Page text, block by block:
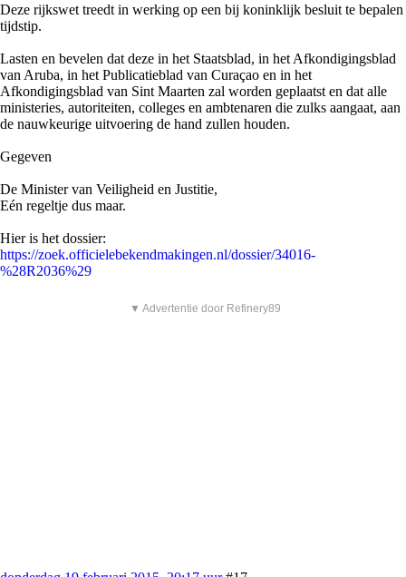
Deze rijkswet treedt in werking op een bij koninklijk besluit te bepalen
tijdstip.
Lasten en bevelen dat deze in het Staatsblad, in het Afkondigingsblad
van Aruba, in het Publicatieblad van Curaçao en in het
Afkondigingsblad van Sint Maarten zal worden geplaatst en dat alle
ministeries, autoriteiten, colleges en ambtenaren die zulks aangaat, aan
de nauwkeurige uitvoering de hand zullen houden.
Gegeven
De Minister van Veiligheid en Justitie,
Eén regeltje dus maar.
Hier is het dossier:
https://zoek.officielebekendmakingen.nl/dossier/34016-
%28R2036%29
▼ Advertentie door Refinery89